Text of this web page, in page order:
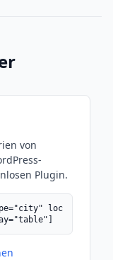
von
Plugin.
loc